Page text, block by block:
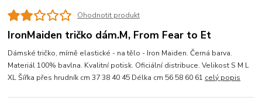
Ohodnotit produkt
IronMaiden tričko dám.M, From Fear to Et
Dámské tričko, mírně elastické - na tělo - Iron Maiden. Černá barva.
Materiál 100% bavlna. Kvalitní potisk. Oficiální distribuce. Velikost S M L
XL Šířka přes hrudník cm 37 38 40 45 Délka cm 56 58 60 61 celý popis